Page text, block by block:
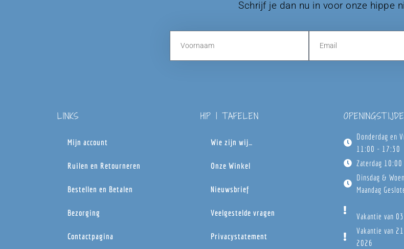
Schrijf je dan nu in voor onze hippe
LINKS
Mijn account
Ruilen en Retourneren
Bestellen en Betalen
Bezorging
Contactpagina
HIP | TAFELEN
Wie zijn wij…
Onze Winkel
Nieuwsbrief
Veelgestelde vragen
Privacystatement
Donderdag en
11:00 - 17:30
Zaterdag
Dinsdag &
Maandag
Vakantie van
Vakantie van
2026